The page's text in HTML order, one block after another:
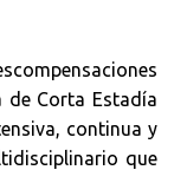
de Corta Estadía
continua y
que